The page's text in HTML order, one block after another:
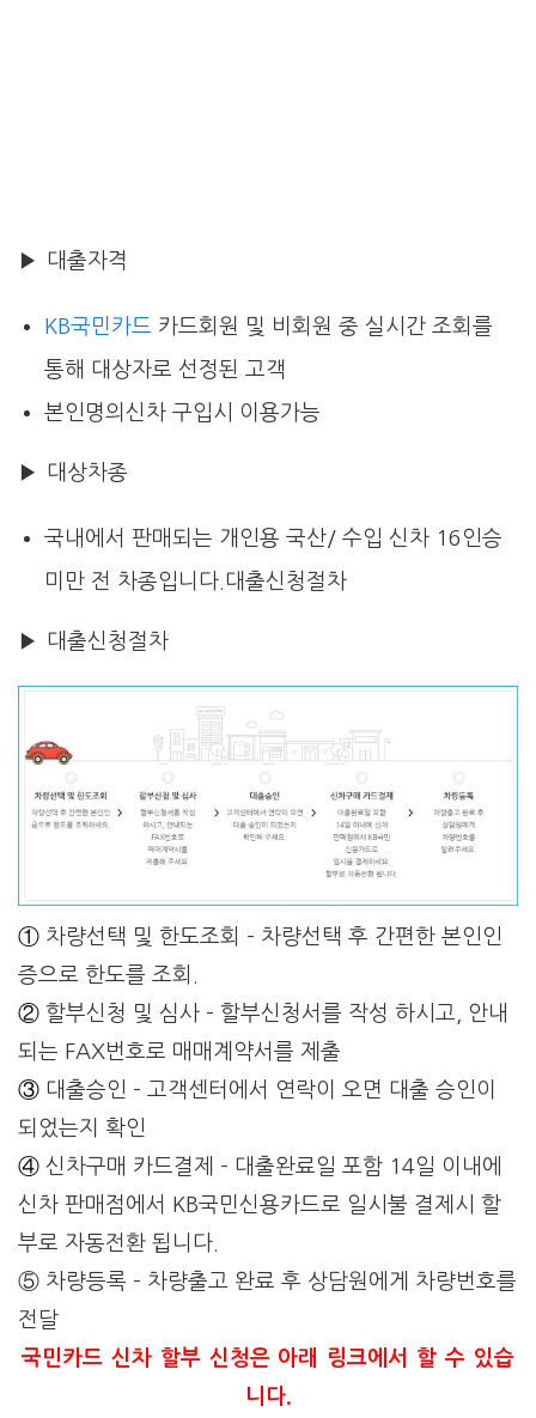
▶ 대출자격
KB국민카드 카드회원 및 비회원 중 실시간 조회를
통해 대상자로 선정된 고객
본인명의신차 구입시 이용가능
▶ 대상차종
국내에서 판매되는 개인용 국산/ 수입 신차 16인승
미만 전 차종입니다.대출신청절차
▶ 대출신청절차
① 차량선택 및 한도조회 – 차량선택 후 간편한 본인인
증으로 한도를 조회.
② 할부신청 및 심사 – 할부신청서를 작성 하시고, 안내
되는 FAX번호로 매매계약서를 제출
③ 대출승인 – 고객센터에서 연락이 오면 대출 승인이
되었는지 확인
④ 신차구매 카드결제 – 대출완료일 포함 14일 이내에
신차 판매점에서 KB국민신용카드로 일시불 결제시 할
부로 자동전환 됩니다.
⑤ 차량등록 – 차량출고 완료 후 상담원에게 차량번호를
전달
국민카드 신차 할부 신청은 아래 링크에서 할 수 있습
니다.